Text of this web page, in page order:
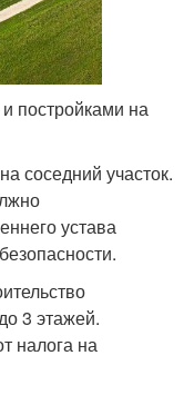
постройками на
соседний участок.
устава
3 этажей.
налога на